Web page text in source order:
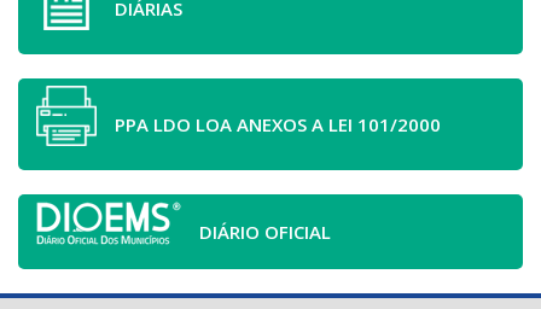
DIÁRIAS
PPA LDO LOA ANEXOS A LEI 101/2000
DIÁRIO OFICIAL